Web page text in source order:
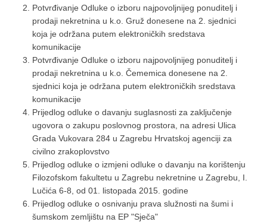
Potvrđivanje Odluke o izboru najpovoljnijeg ponuditelj i
prodaji nekretnina u k.o. Gruž donesene na 2. sjednici
koja je održana putem elektroničkih sredstava
komunikacije
Potvrđivanje Odluke o izboru najpovoljnijeg ponuditelj i
prodaji nekretnina u k.o. Čememica donesene na 2.
sjednici koja je održana putem elektroničkih sredstava
komunikacije
Prijedlog odluke o davanju suglasnosti za zaključenje
ugovora o zakupu poslovnog prostora, na adresi Ulica
Grada Vukovara 284 u Zagrebu Hrvatskoj agenciji za
civilno zrakoplovstvo
Prijedlog odluke o izmjeni odluke o davanju na korištenju
Filozofskom fakultetu u Zagrebu nekretnine u Zagrebu, I.
Lučića 6-8, od 01. listopada 2015. godine
Prijedlog odluke o osnivanju prava služnosti na šumi i
šumskom zemljištu na EP "Sječa"